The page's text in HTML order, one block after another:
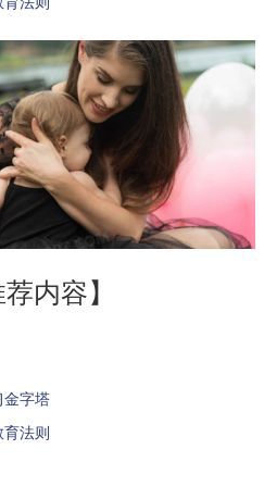
荐内容】
金字塔
法则